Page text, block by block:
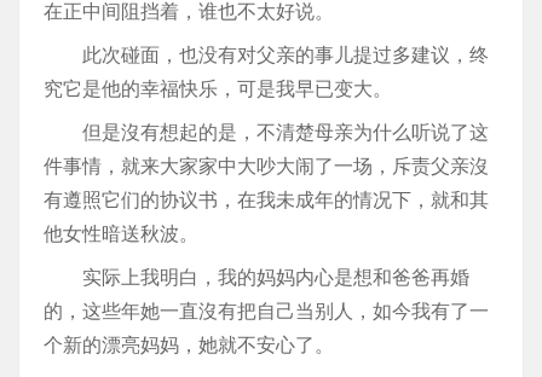
在正中间阻挡着，谁也不太好说。
此次碰面，也没有对父亲的事儿提过多建议，终
究它是他的幸福快乐，可是我早已变大。
但是沒有想起的是，不清楚母亲为什么听说了这
件事情，就来大家家中大吵大闹了一场，斥责父亲沒
有遵照它们的协议书，在我未成年的情况下，就和其
他女性暗送秋波。
实际上我明白，我的妈妈内心是想和爸爸再婚
的，这些年她一直沒有把自己当别人，如今我有了一
个新的漂亮妈妈，她就不安心了。